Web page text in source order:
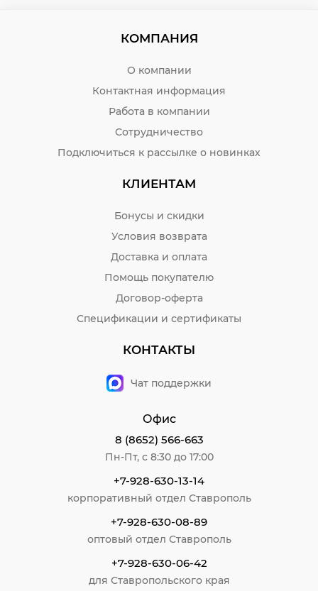
КОМПАНИЯ
О компании
Контактная информация
Работа в компании
Сотрудничество
Подключиться к рассылке о новинках
КЛИЕНТАМ
Бонусы и скидки
Условия возврата
Доставка и оплата
Помощь покупателю
Договор-оферта
Спецификации и сертификаты
КОНТАКТЫ
Чат поддержки
Офис
8 (8652) 566-663
Пн-Пт, с 8:30 до 17:00
+7-928-630-13-14
корпоративный отдел Ставрополь
+7-928-630-08-89
оптовый отдел Ставрополь
+7-928-630-06-42
для Ставропольского края